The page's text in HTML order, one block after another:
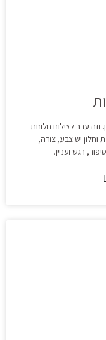
וזה עבר לצילום חלונות
וחלון יש צבע, צורה,
רגש ועניין.